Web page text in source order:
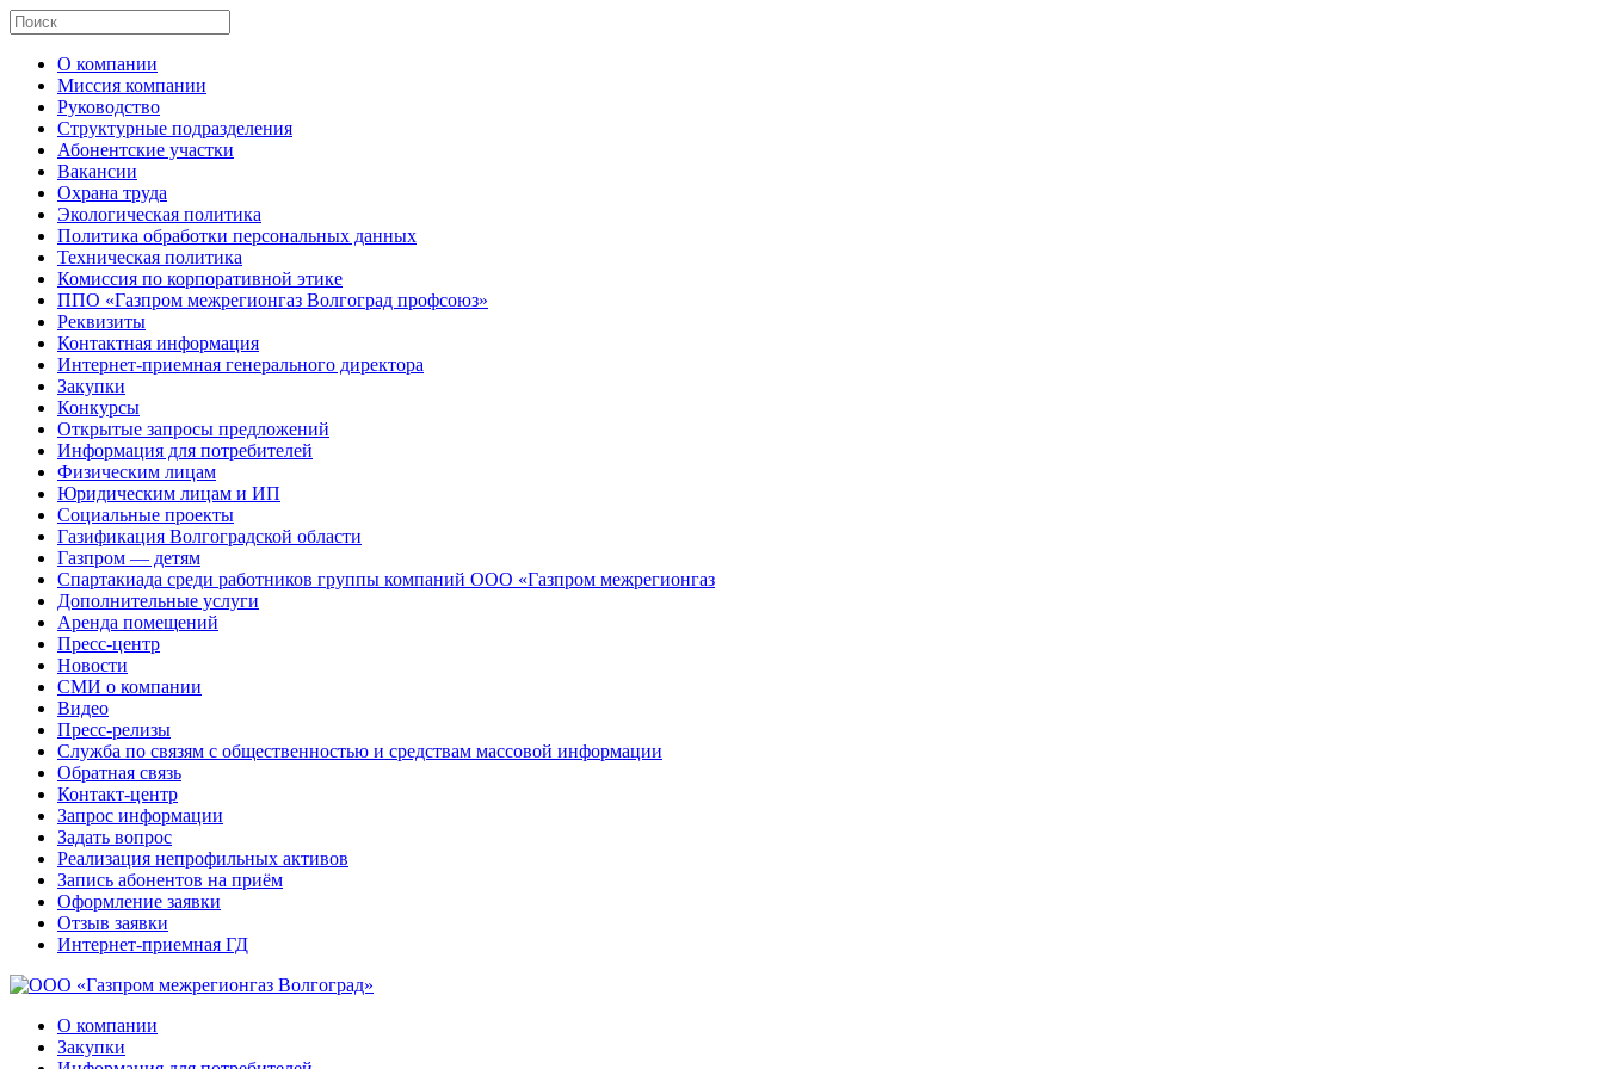
О компании
Миссия компании
Руководство
Структурные подразделения
Абонентские участки
Вакансии
Охрана труда
Экологическая политика
Политика обработки персональных данных
Техническая политика
Комиссия по корпоративной этике
ППО «Газпром межрегионгаз Волгоград профсоюз»
Реквизиты
Контактная информация
Интернет-приемная генерального директора
Закупки
Конкурсы
Открытые запросы предложений
Информация для потребителей
Физическим лицам
Юридическим лицам и ИП
Социальные проекты
Газификация Волгоградской области
Газпром — детям
Спартакиада среди работников группы компаний ООО «Газпром межрегионгаз
Дополнительные услуги
Аренда помещений
Пресс-центр
Новости
СМИ о компании
Видео
Пресс-релизы
Служба по связям с общественностью и средствам массовой информации
Обратная связь
Контакт-центр
Запрос информации
Задать вопрос
Реализация непрофильных активов
Запись абонентов на приём
Оформление заявки
Отзыв заявки
Интернет-приемная ГД
О компании
Закупки